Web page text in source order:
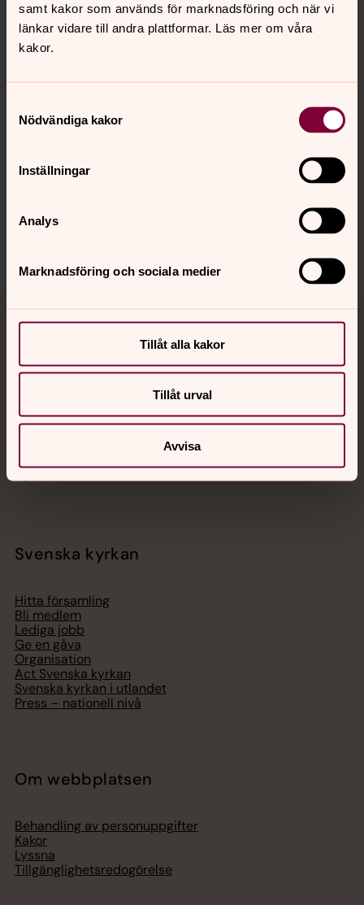
samt kakor som används för marknadsföring och när vi
länkar vidare till andra plattformar. Läs mer om våra
kakor.
Nödvändiga kakor
Inställningar
Analys
Marknadsföring och sociala medier
Tillåt alla kakor
Tillåt urval
Avvisa
Kontakt
Kalender
Jourhavande präst
Akut samtals- och krisstöd. Prata eller chatta anonymt
med en präst på kvällar och nätter.
Telefon 112
Svenska kyrkan
Hitta församling
Bli medlem
Lediga jobb
Ge en gåva
Organisation
Act Svenska kyrkan
Svenska kyrkan i utlandet
Press – nationell nivå
Om webbplatsen
Behandling av personuppgifter
Kakor
Lyssna
Tillgänglighetsredogörelse